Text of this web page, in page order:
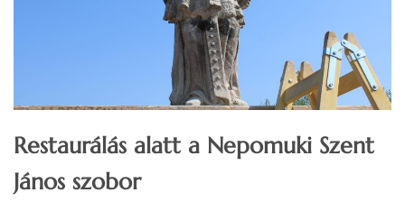
Restaurálás alatt a Nepomuki Szent
János szobor